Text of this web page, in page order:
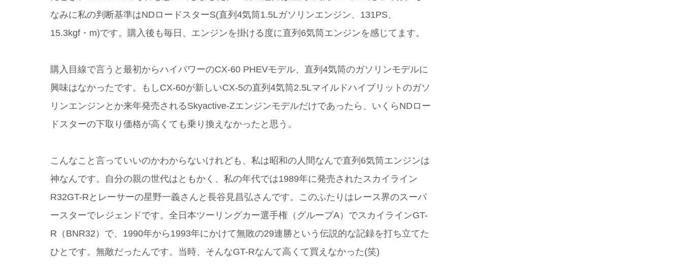
なみに私の判断基準はNDロードスターS(直列4気筒1.5Lガソリンエンジン、131PS、
15.3kgf・m)です。購入後も毎日、エンジンを掛ける度に直列6気筒エンジンを感じてます。
購入目線で言うと最初からハイパワーのCX-60 PHEVモデル、直列4気筒のガソリンモデルに
興味はなかったです。もしCX-60が新しいCX-5の直列4気筒2.5Lマイルドハイブリットのガソ
リンエンジンとか来年発売されるSkyactive-Zエンジンモデルだけであったら、いくらNDロー
ドスターの下取り価格が高くても乗り換えなかったと思う。
こんなこと言っていいのかわからないけれども、私は昭和の人間なんで直列6気筒エンジンは
神なんです。自分の親の世代はともかく、私の年代では1989年に発売されたスカイライン
R32GT-Rとレーサーの星野一義さんと長谷見昌弘さんです。このふたりはレース界のスーパ
ースターでレジェンドです。全日本ツーリングカー選手権（グループA）でスカイラインGT-
R（BNR32）で、1990年から1993年にかけて無敗の29連勝という伝説的な記録を打ち立てた
ひとです。無敵だったんです。当時、そんなGT-Rなんて高くて買えなかった(笑)